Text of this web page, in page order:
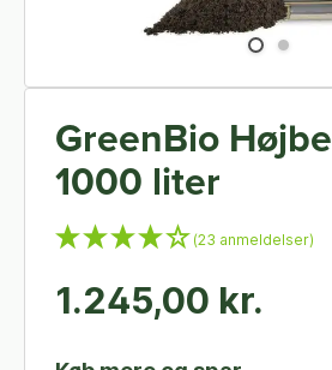
GreenBio
1000 liter
(23 anmeldelser)
1.245,00 kr.